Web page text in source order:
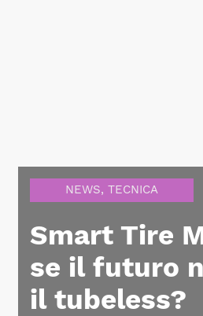
NEWS, TECNICA
Smart Tire
se il futuro
il tubeless?